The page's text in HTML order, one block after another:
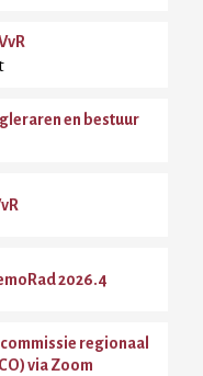
en bestuur
2026.4
regionaal
via Zoom